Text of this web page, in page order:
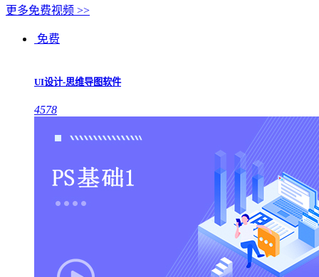
更多免费视频 >>
免费
UI设计-思维导图软件
4578